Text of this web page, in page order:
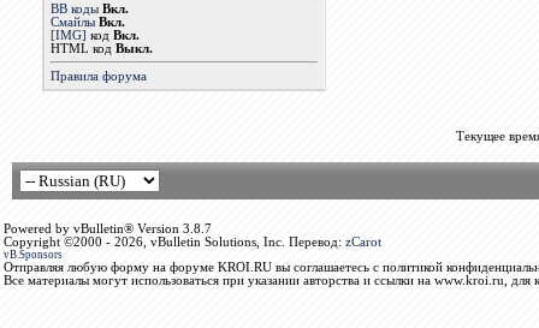
BB коды Вкл.
Смайлы Вкл.
[IMG] код Вкл.
HTML код Выкл.
Правила форума
Текущее
Powered by vBulletin® Version 3.8.7
Copyright ©2000 - 2026, vBulletin Solutions, Inc. Перевод: zCarot
vB.Sponsors
Отправляя любую форму на форуме KROI.RU вы соглашаетесь с политикой
Все материалы могут использоваться при указании авторства и ссылки на www.kroi.ru, для